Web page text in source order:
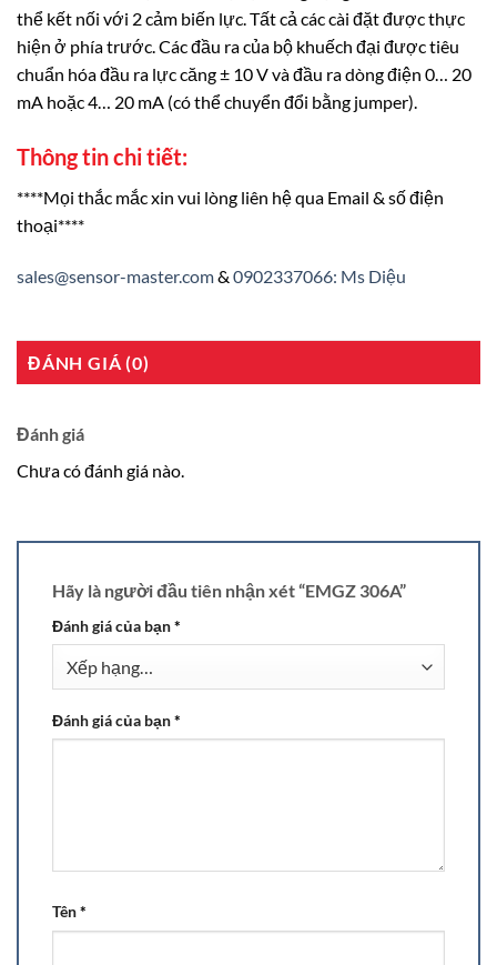
thể kết nối với 2 cảm biến lực. Tất cả các cài đặt được thực
hiện ở phía trước. Các đầu ra của bộ khuếch đại được tiêu
chuẩn hóa đầu ra lực căng ± 10 V và đầu ra dòng điện 0… 20
mA hoặc 4… 20 mA (có thể chuyển đổi bằng jumper).
Thông tin chi tiết:
****Mọi thắc mắc xin vui lòng liên hệ qua Email & số điện
thoại****
sales@sensor-master.com& 0902337066: Ms Diệu
ĐÁNH GIÁ (0)
Đánh giá
Chưa có đánh giá nào.
Hãy là người đầu tiên nhận xét “EMGZ 306A”
Đánh giá của bạn*
Đánh giá của bạn*
Tên*